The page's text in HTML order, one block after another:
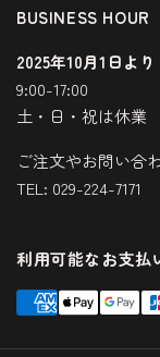
BUSINESS HOUR
2025年10月1日より
9:00-17:00
土・日・祝は休業
ご注文やお問い合
TEL: 029-224-7171
利用可能なお支払